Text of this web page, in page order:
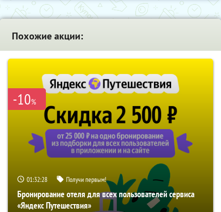
Похожие акции:
-10%
01:32:27 Получи первым!
Бронирование отеля для всех пользователей сервиса
«Яндекс Путешествия»